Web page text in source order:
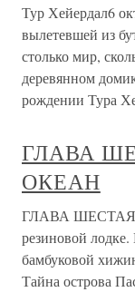
Тур Хейердал6
вылетевшей из
столько мир,
деревянном
рождении Тура
ГЛАВА
ОКЕАН
ГЛАВА ШЕСТАЯ
резиновой
бамбуковой
Тайна острова